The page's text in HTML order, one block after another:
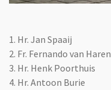
1. Hr. Jan Spaaij
2. Fr. Fernando van Haren
3. Hr. Henk Poorthuis
4. Hr. Antoon Burie